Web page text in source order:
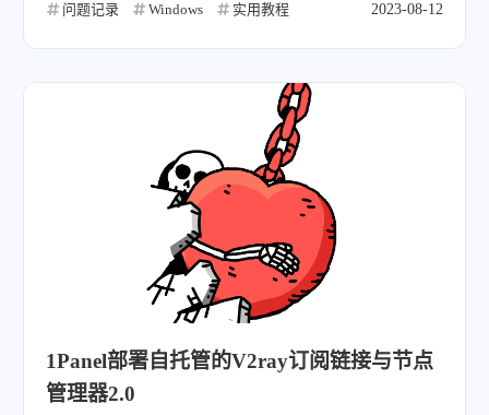
问题记录 Windows 实用教程 2023-08-12
1Panel部署自托管的V2ray订阅链接与节点
管理器2.0